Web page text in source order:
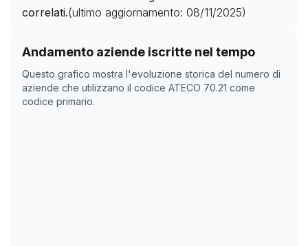
correlati.(ultimo aggiornamento: 08/11/2025)
Andamento aziende iscritte nel tempo
Questo grafico mostra l'evoluzione storica del numero di
aziende che utilizzano il codice ATECO 70.21 come
codice primario.
Storico numero di aziende con codice ATECO
Data rilevazione
02/04/2025
4688
17/05/2025